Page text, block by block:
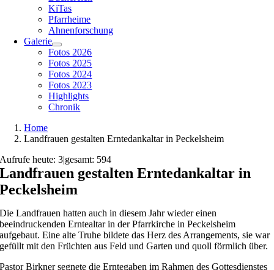
KiTas
Pfarrheime
Ahnenforschung
Galerie
Fotos 2026
Fotos 2025
Fotos 2024
Fotos 2023
Highlights
Chronik
Home
Landfrauen gestalten Erntedankaltar in Peckelsheim
Aufrufe heute: 3|gesamt: 594
Landfrauen gestalten Erntedankaltar in
Peckelsheim
Die Landfrauen hatten auch in diesem Jahr wieder einen
beeindruckenden Erntealtar in der Pfarrkirche in Peckelsheim
aufgebaut. Eine alte Truhe bildete das Herz des Arrangements, sie war
gefüllt mit den Früchten aus Feld und Garten und quoll förmlich über.
Pastor Birkner segnete die Erntegaben im Rahmen des Gottesdienstes